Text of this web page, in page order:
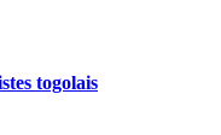
togolais